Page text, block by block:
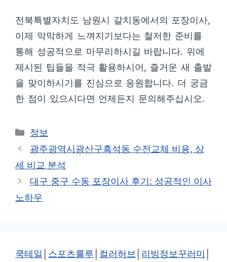
전북특별자치도 남원시 갈치동에서의 포장이사,
이제 막막하게 느껴지기보다는 철저한 준비를
통해 성공적으로 마무리하시길 바랍니다. 위에
제시된 팁들을 적극 활용하시어, 즐거운 새 출발
을 맞이하시기를 진심으로 응원합니다. 더 궁금
한 점이 있으시다면 언제든지 문의해주십시오.
카
테
리
정보
광주광역시광산구흑석동 수전교체 비용, 상
세 비교 분석
대구 중구 수동 포장이사 후기: 성공적인 이사
노하우
쿡테일 스포츠룰루 컬러허브 리빙정보꾸러미